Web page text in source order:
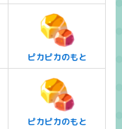
ピカピカのもと
ピカピカのもと